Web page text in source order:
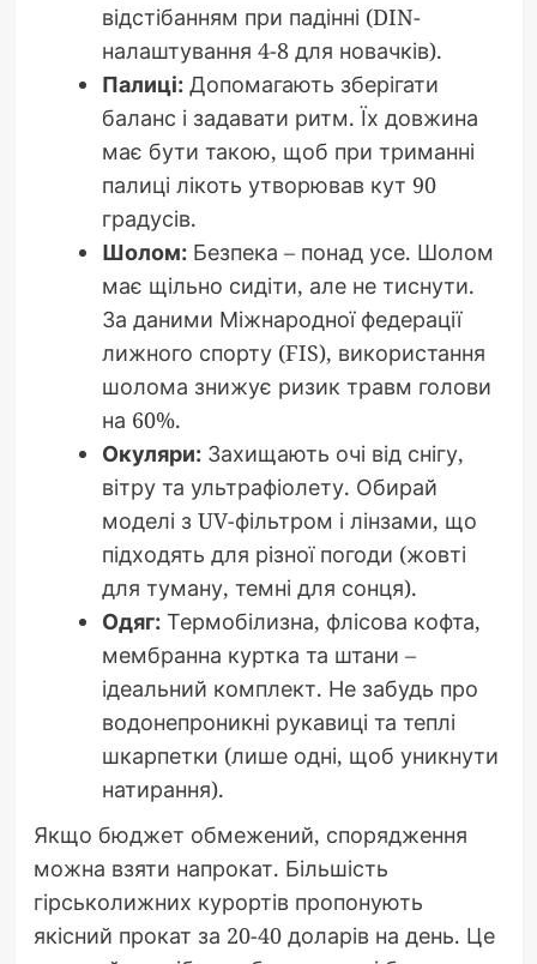
відстібанням при падінні (DIN-
налаштування 4-8 для новачків).
Палиці:Допомагають зберігати
баланс і задавати ритм. Їх довжина
має бути такою, щоб при триманні
палиці лікоть утворював кут 90
градусів.
Шолом:Безпека – понад усе. Шолом
має щільно сидіти, але не тиснути.
За даними Міжнародної федерації
лижного спорту (FIS), використання
шолома знижує ризик травм голови
на 60%.
Окуляри:Захищають очі від снігу,
вітру та ультрафіолету. Обирай
моделі з UV-фільтром і лінзами, що
підходять для різної погоди (жовті
для туману, темні для сонця).
Одяг:Термобілизна, флісова кофта,
мембранна куртка та штани –
ідеальний комплект. Не забудь про
водонепроникні рукавиці та теплі
шкарпетки (лише одні, щоб уникнути
натирання).
Якщо бюджет обмежений, спорядження
можна взяти напрокат. Більшість
гірськолижних курортів пропонують
якісний прокат за 20-40 доларів на день. Це